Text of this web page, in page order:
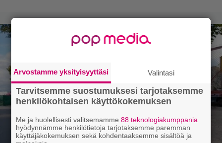
Arvostamme yksityisyyttäsi Valintasi
Tarvitsemme suostumuksesi tarjotaksemme
henkilökohtaisen käyttökokemuksen
Me ja huolellisesti valitsemamme88 teknologiakumppania
hyödynnämme henkilötietoja tarjotaksemme paremman
käyttäjäkokemuksen sekä kohdentaaksemme sisältöä ja